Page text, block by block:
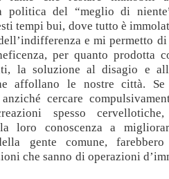
politica del “meglio di
tempi bui, dove tutto è
e mi permetto di
per quanto prodotta
la soluzione al disagio e
affollano le nostre città.
cercare
spesso cervellotiche,
loro conoscenza a
gente comune,
che sanno di operazioni